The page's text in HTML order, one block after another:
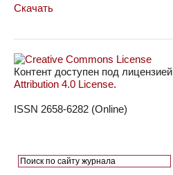
Скачать
Контент доступен под лицензией
Attribution 4.0 License.
ISSN 2658-6282 (Online)